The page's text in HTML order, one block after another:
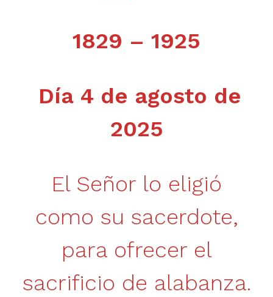
1829 – 1925
Día 4 de agosto de
2025
El Señor lo eligió
como su sacerdote,
para ofrecer el
sacrificio de alabanza.